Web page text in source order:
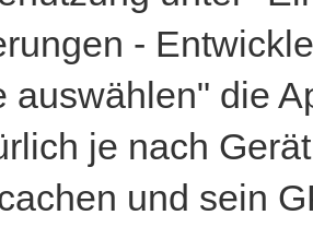
-
auswählen" die
je nach
und sein